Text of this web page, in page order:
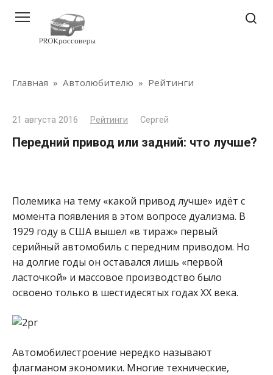
контенту
Главная » Автолюбителю » Рейтинги
21 августа 2016 Рейтинги Сергей
Передний привод или задний: что лучше?
Полемика на тему «какой привод лучше» идёт с
момента появления в этом вопросе дуализма. В
1929 году в США вышел «в тираж» первый
серийный автомобиль с передним приводом. Но
на долгие годы он оставался лишь «первой
ласточкой» и массовое производство было
освоено только в шестидесятых годах ХХ века.
Автомобилестроение нередко называют
флагманом экономики. Многие технические,